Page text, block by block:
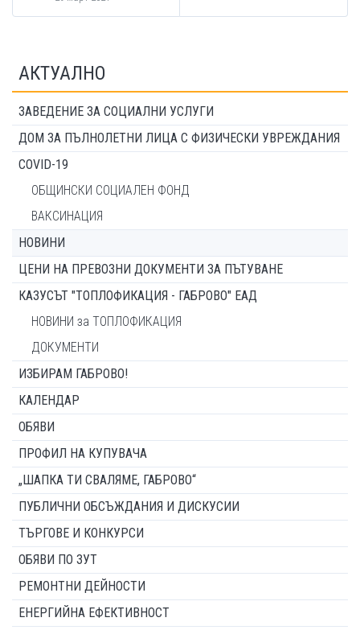
АКТУАЛНО
ЗАВЕДЕНИЕ ЗА СОЦИАЛНИ УСЛУГИ
ДОМ ЗА ПЪЛНОЛЕТНИ ЛИЦА С ФИЗИЧЕСКИ УВРЕЖДАНИЯ
COVID-19
ОБЩИНСКИ СОЦИАЛЕН ФОНД
ВАКСИНАЦИЯ
НОВИНИ
ЦЕНИ НА ПРЕВОЗНИ ДОКУМЕНТИ ЗА ПЪТУВАНЕ
КАЗУСЪТ "ТОПЛОФИКАЦИЯ - ГАБРОВО" ЕАД
НОВИНИ за ТОПЛОФИКАЦИЯ
ДОКУМЕНТИ
ИЗБИРАМ ГАБРОВО!
КАЛЕНДАР
ОБЯВИ
ПРОФИЛ НА КУПУВАЧА
„ШАПКА ТИ СВАЛЯМЕ, ГАБРОВО“
ПУБЛИЧНИ ОБСЪЖДАНИЯ И ДИСКУСИИ
ТЪРГОВЕ И КОНКУРСИ
ОБЯВИ ПО ЗУТ
РЕМОНТНИ ДЕЙНОСТИ
ЕНЕРГИЙНА ЕФЕКТИВНОСТ